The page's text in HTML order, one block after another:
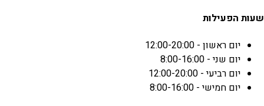
שעות הפעילות
יום ראשון - 12:00-20:00
יום שני - 8:00-16:00
יום רביעי - 12:00-20:00
יום חמישי - 8:00-16:00